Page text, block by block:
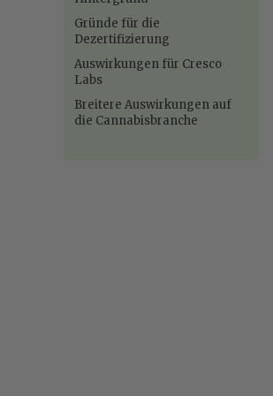
Gründe für die
Dezertifizierung
Auswirkungen für Cresco
Labs
Breitere Auswirkungen auf
die Cannabisbranche